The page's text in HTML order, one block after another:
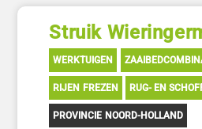
Struik
WERKTUIGEN
RIJEN FREZEN RUG- EN
PROVINCIE NOORD-HOLLAND